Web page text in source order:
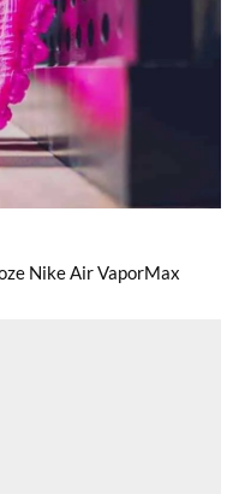
Nike Air VaporMax